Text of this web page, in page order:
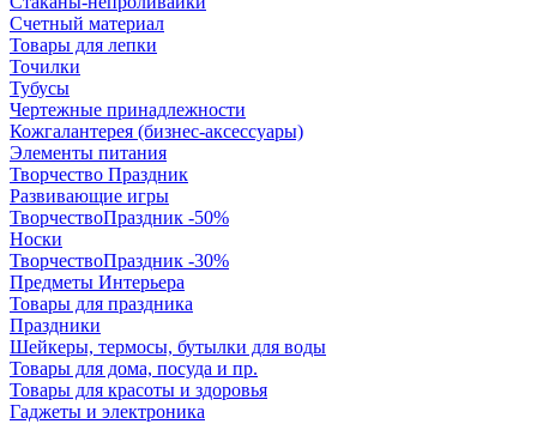
Счетный материал
Товары для лепки
Точилки
Тубусы
Чертежные принадлежности
Кожгалантерея (бизнес-аксессуары)
Элементы питания
Творчество Праздник
Развивающие игры
ТворчествоПраздник -50%
Носки
ТворчествоПраздник -30%
Предметы Интерьера
Товары для праздника
Праздники
Шейкеры, термосы, бутылки для воды
Товары для дома, посуда и пр.
Товары для красоты и здоровья
Гаджеты и электроника